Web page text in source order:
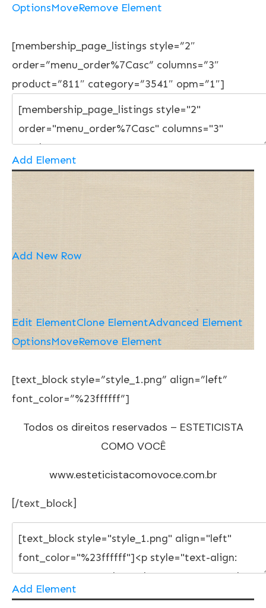
OptionsMoveRemove Element
[membership_page_listings style=”2″
order=”menu_order%7Casc” columns=”3″
product=”811″ category=”3541″ opm=”1″]
Add Element
Add New Row
Edit ElementClone ElementAdvanced Element
OptionsMoveRemove Element
[text_block style=”style_1.png” align=”left”
font_color=”%23ffffff”]
Todos os direitos reservados – ESTETICISTA
COMO VOCÊ
www.esteticistacomovoce.com.br
[/text_block]
Add Element